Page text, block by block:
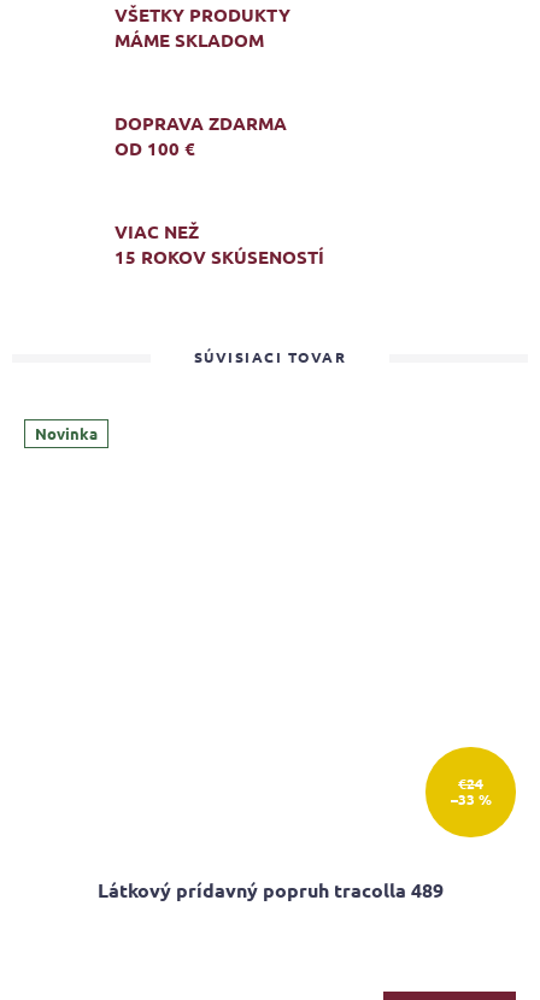
VŠETKY PRODUKTY
MÁME SKLADOM
DOPRAVA ZDARMA
OD 100 €
VIAC NEŽ
15 ROKOV SKÚSENOSTÍ
SÚVISIACI TOVAR
Novinka
€24
–33 %
Látkový prídavný popruh tracolla 489